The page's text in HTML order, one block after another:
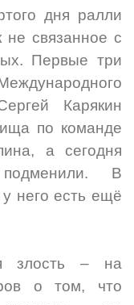
дня ралли
не связанное с
Первые три
Карякин
по команде
а сегодня
подменили. В
у него есть ещё
злость – на
о том, что